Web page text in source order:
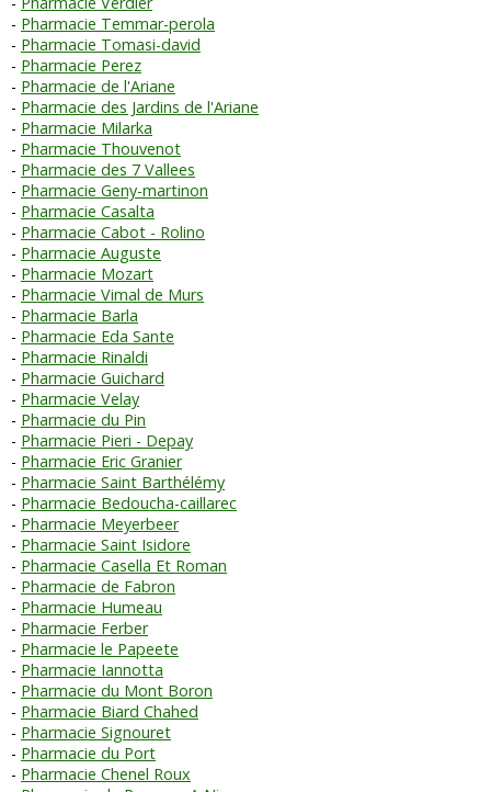
Pharmacie Temmar-perola
Pharmacie Tomasi-david
Pharmacie Perez
Pharmacie de l'Ariane
Pharmacie des Jardins de l'Ariane
Pharmacie Milarka
Pharmacie Thouvenot
Pharmacie des 7 Vallees
Pharmacie Geny-martinon
Pharmacie Casalta
Pharmacie Cabot - Rolino
Pharmacie Auguste
Pharmacie Mozart
Pharmacie Vimal de Murs
Pharmacie Barla
Pharmacie Eda Sante
Pharmacie Rinaldi
Pharmacie Guichard
Pharmacie Velay
Pharmacie du Pin
Pharmacie Pieri - Depay
Pharmacie Eric Granier
Pharmacie Saint Barthélémy
Pharmacie Bedoucha-caillarec
Pharmacie Meyerbeer
Pharmacie Saint Isidore
Pharmacie Casella Et Roman
Pharmacie de Fabron
Pharmacie Humeau
Pharmacie Ferber
Pharmacie le Papeete
Pharmacie Iannotta
Pharmacie du Mont Boron
Pharmacie Biard Chahed
Pharmacie Signouret
Pharmacie du Port
Pharmacie Chenel Roux